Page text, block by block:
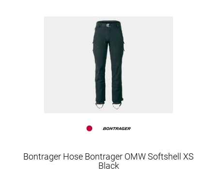
Bontrager Hose Bontrager OMW Softshell XS
Black